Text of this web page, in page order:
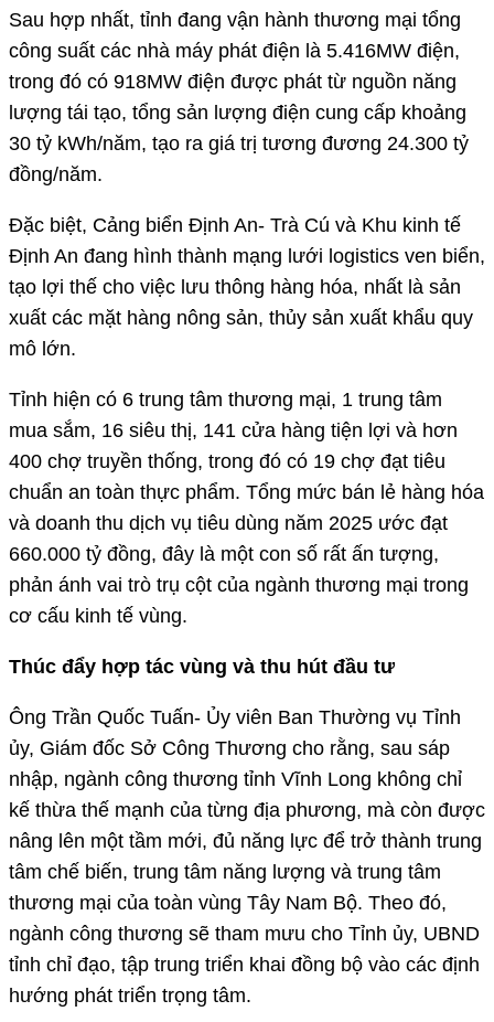
Sau hợp nhất, tỉnh đang vận hành thương mại tổng
công suất các nhà máy phát điện là 5.416MW điện,
trong đó có 918MW điện được phát từ nguồn năng
lượng tái tạo, tổng sản lượng điện cung cấp khoảng
30 tỷ kWh/năm, tạo ra giá trị tương đương 24.300 tỷ
đồng/năm.
Đặc biệt, Cảng biển Định An- Trà Cú và Khu kinh tế
Định An đang hình thành mạng lưới logistics ven biển,
tạo lợi thế cho việc lưu thông hàng hóa, nhất là sản
xuất các mặt hàng nông sản, thủy sản xuất khẩu quy
mô lớn.
Tỉnh hiện có 6 trung tâm thương mại, 1 trung tâm
mua sắm, 16 siêu thị, 141 cửa hàng tiện lợi và hơn
400 chợ truyền thống, trong đó có 19 chợ đạt tiêu
chuẩn an toàn thực phẩm. Tổng mức bán lẻ hàng hóa
và doanh thu dịch vụ tiêu dùng năm 2025 ước đạt
660.000 tỷ đồng, đây là một con số rất ấn tượng,
phản ánh vai trò trụ cột của ngành thương mại trong
cơ cấu kinh tế vùng.
Thúc đẩy hợp tác vùng và thu hút đầu tư
Ông Trần Quốc Tuấn- Ủy viên Ban Thường vụ Tỉnh
ủy, Giám đốc Sở Công Thương cho rằng, sau sáp
nhập, ngành công thương tỉnh Vĩnh Long không chỉ
kế thừa thế mạnh của từng địa phương, mà còn được
nâng lên một tầm mới, đủ năng lực để trở thành trung
tâm chế biến, trung tâm năng lượng và trung tâm
thương mại của toàn vùng Tây Nam Bộ. Theo đó,
ngành công thương sẽ tham mưu cho Tỉnh ủy, UBND
tỉnh chỉ đạo, tập trung triển khai đồng bộ vào các định
hướng phát triển trọng tâm.